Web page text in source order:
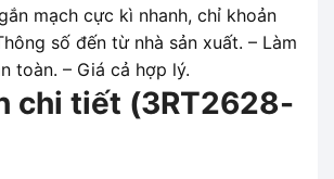
mạch cực kì nhanh, chỉ khoản
số đến từ nhà sản xuất. – Làm
toàn. – Giá cả hợp lý.
chi tiết (3RT2628-